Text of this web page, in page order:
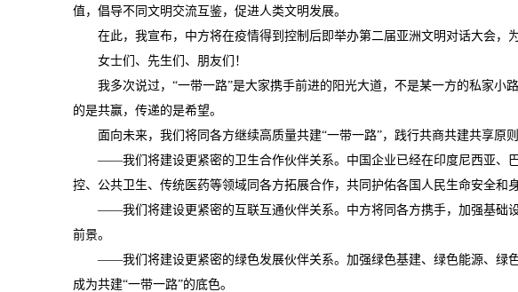
值，倡导不同文明交流互鉴，促进人类文明发展。
在此，我宣布，中方将在疫情得到控制后即举办第二届亚洲文明对话大会，为
女士们、先生们、朋友们！
我多次说过，“一带一路”是大家携手前进的阳光大道，不是某一方的私家小
的是共赢，传递的是希望。
面向未来，我们将同各方继续高质量共建“一带一路”，践行共商共建共享原
——我们将建设更紧密的卫生合作伙伴关系。中国企业已经在印度尼西亚、巴
控、公共卫生、传统医药等领域同各方拓展合作，共同护佑各国人民生命安全和身
——我们将建设更紧密的互联互通伙伴关系。中方将同各方携手，加强基础设
前景。
——我们将建设更紧密的绿色发展伙伴关系。加强绿色基建、绿色能源、绿色
成为共建“一带一路”的底色。